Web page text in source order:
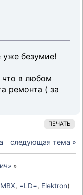
уже безумие!
что в любом
ремонта ( за
ПЕЧАТЬ
следующая тема »
»
MBX, =LD=, Elektron)